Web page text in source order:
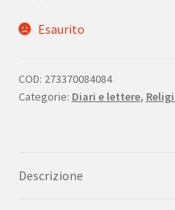
Esaurito
COD: 273370084084
Categorie: Diari e lettere,
Descrizione